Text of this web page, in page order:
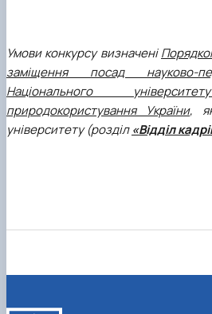
Умови конкурсу визначені
заміщення посад науково-
Національного
природокористування України,
університету (розділ«Відділ